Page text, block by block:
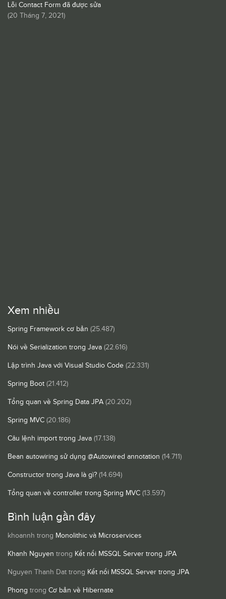
Lỗi Contact Form đã được sửa
(20 Tháng 7, 2021)
Xem nhiều
Spring Framework cơ bản (25.487)
Nói về Serialization trong Java (22.616)
Lập trình Java với Visual Studio Code (22.331)
Spring Boot (21.412)
Tổng quan về Spring Data JPA (20.202)
Spring MVC (20.186)
Câu lệnh import trong Java (17.138)
Bean autowiring sử dụng @Autowired annotation (14.711)
Constructor trong Java là gì? (14.694)
Tổng quan về controller trong Spring MVC (13.597)
Bình luận gần đây
khoannh trong Monolithic và Microservices
Khanh Nguyen trong Kết nối MSSQL Server trong JPA
Nguyen Thanh Dat trong Kết nối MSSQL Server trong JPA
Phong trong Cơ bản về Hibernate